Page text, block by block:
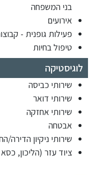
בני המשפחה
אירועים
פעילות גופנית -
טיפול בחיות
לוגיסטיקה
שירותי כביסה
שירותי דואר
שירותי אחזקה
אבטחה
שירותי ניקיון הדירה/
ציוד עזר (הליכון,